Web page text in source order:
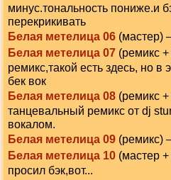
минус.тональность пониже.и
перекрикивать
Белая метелица 06 (мастер)
Белая метелица 07 (ремикс
ремикс,такой есть здесь, но
бек вок
Белая метелица 08 (ремикс
танцевальный ремикс от dj
вокалом.
Белая метелица 09 (ремикс)
Белая метелица 10 (мастер
просил бэк,вот...